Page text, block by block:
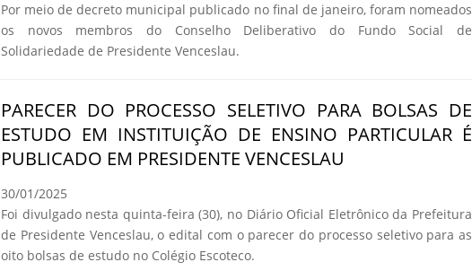
Por meio de decreto municipal publicado no final de janeiro, foram nomeados
os novos membros do Conselho Deliberativo do Fundo Social de
Solidariedade de Presidente Venceslau.
PARECER DO PROCESSO SELETIVO PARA BOLSAS DE
ESTUDO EM INSTITUIÇÃO DE ENSINO PARTICULAR É
PUBLICADO EM PRESIDENTE VENCESLAU
30/01/2025
Foi divulgado nesta quinta-feira (30), no Diário Oficial Eletrônico da Prefeitura
de Presidente Venceslau, o edital com o parecer do processo seletivo para as
oito bolsas de estudo no Colégio Escoteco.